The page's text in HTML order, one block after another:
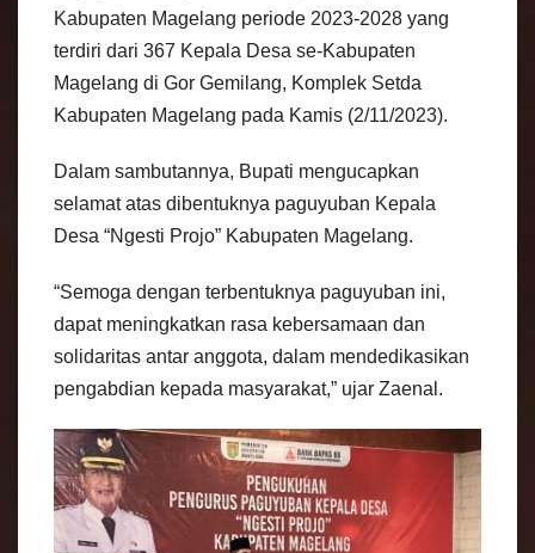
Kabupaten Magelang periode 2023-2028 yang
terdiri dari 367 Kepala Desa se-Kabupaten
Magelang di Gor Gemilang, Komplek Setda
Kabupaten Magelang pada Kamis (2/11/2023).
Dalam sambutannya, Bupati mengucapkan
selamat atas dibentuknya paguyuban Kepala
Desa “Ngesti Projo” Kabupaten Magelang.
“Semoga dengan terbentuknya paguyuban ini,
dapat meningkatkan rasa kebersamaan dan
solidaritas antar anggota, dalam mendedikasikan
pengabdian kepada masyarakat,” ujar Zaenal.